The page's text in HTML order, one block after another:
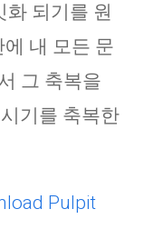
화 되기를 원
내 모든 문
그 축복을
기를 축복한
Pulpit